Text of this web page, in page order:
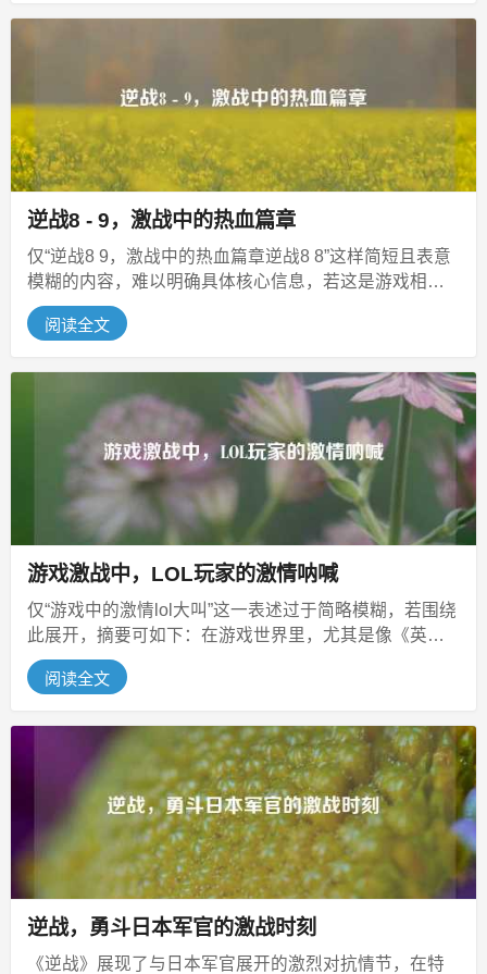
逆战8 - 9，激战中的热血篇章
仅“逆战8 9，激战中的热血篇章逆战8 8”这样简短且表意
模糊的内容，难以明确具体核心信息，若这是游戏相
关，可能是围绕《逆战》游...
阅读全文
游戏激战中，LOL玩家的激情呐喊
仅“游戏中的激情lol大叫”这一表述过于简略模糊，若围绕
此展开，摘要可如下：在游戏世界里，尤其是像《英雄
联盟》（lol）这类热门...
阅读全文
逆战，勇斗日本军官的激战时刻
《逆战》展现了与日本军官展开的激烈对抗情节，在特